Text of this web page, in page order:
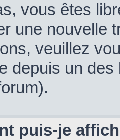
vous êtes
une nouvelle
veuillez
depuis un
puis-je